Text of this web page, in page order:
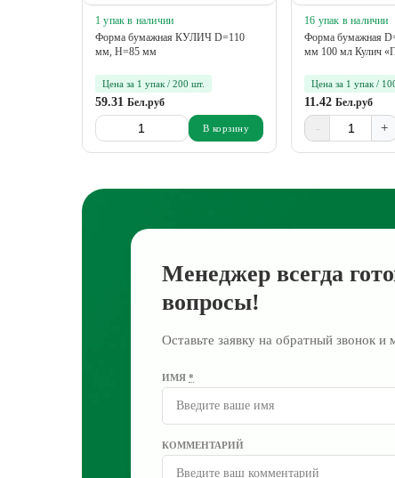
1 упак в наличии
Форма бумажная КУЛИЧ D=110
мм, Н=85 мм
Цена за 1 упак / 200 шт.
59.31 Бел.руб
В корзину
16 упак в наличии
Форма бумажная
мм 100 мл Кулич
Цена за 1 упак /
11.42Бел.руб
- +
Менеджер всегда
вопросы!
Оставьте заявку на обратный звонок
ИМЯ *
КОММЕНТАРИЙ